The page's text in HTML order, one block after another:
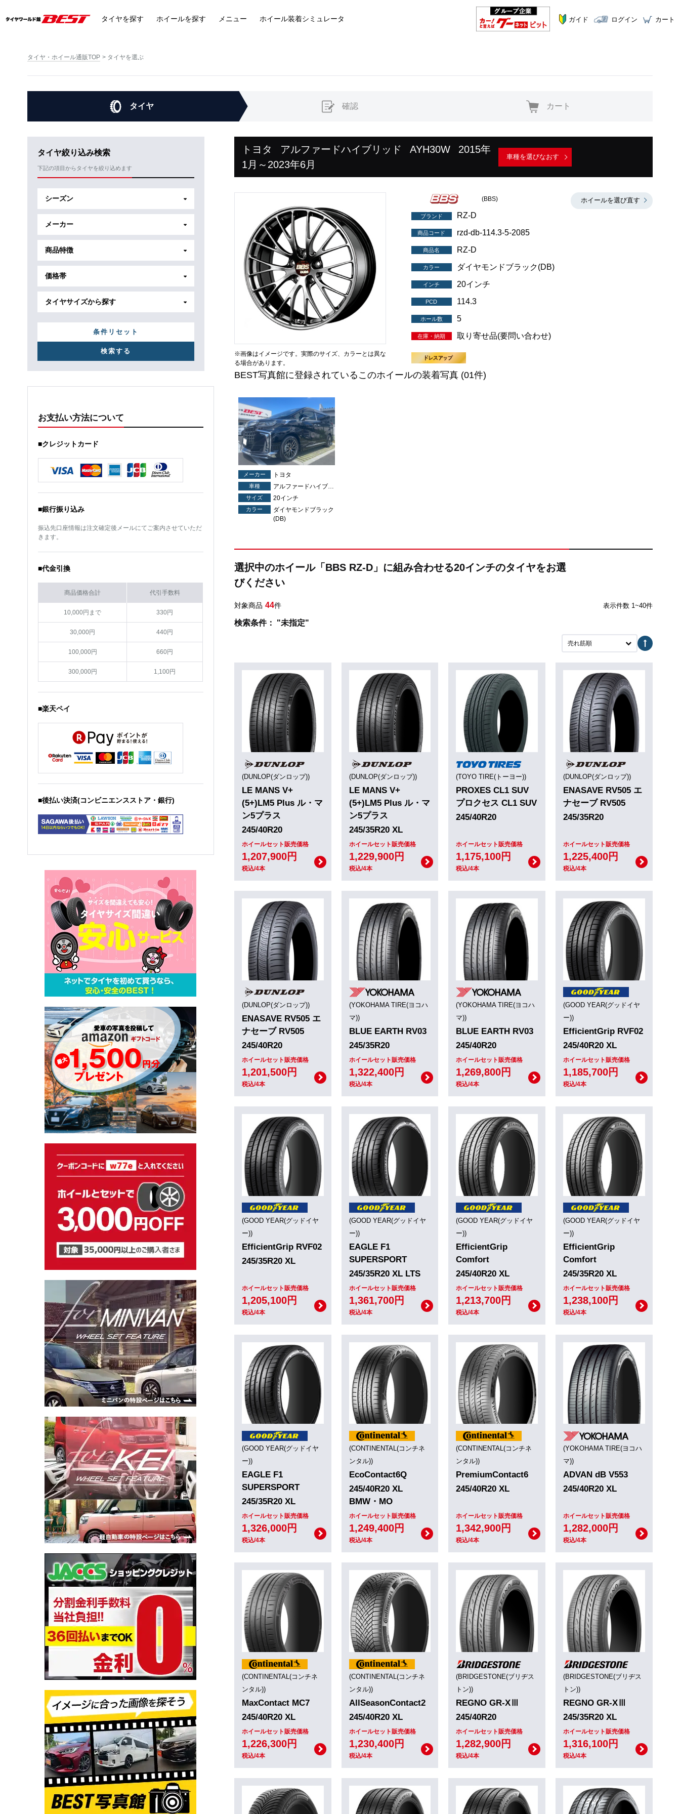
タイヤを探す ホイールを探す メニュー ホイール装着シミュレータ ガイド ログイン カート
タイヤ・ホイール通販TOP タイヤを選ぶ
タイヤ 確認 カート
タイヤ絞り込み検索
下記の項目からタイヤを絞り込めます
シーズン
メーカー
商品特徴
価格帯
タイヤサイズから探す
条件リセット
お支払い方法について
■クレジットカード
■銀行振り込み
振込先口座情報は注文確定後メールにてご案内させていただ
きます。
■代金引換
商品価格合計 代引手数料
10,000円まで 330円
30,000円 440円
100,000円 660円
300,000円 1,100円
■楽天ペイ
■後払い決済(コンビニエンスストア・銀行)
トヨタ アルファードハイブリッド AYH30W
2015年
1月～2023年6月
車種を選びなおす
※画像はイメージです。実際のサイズ、カラーとは異な
る場合があります。
ホイールを選び直す
(BBS)
ブランド RZ-D
商品コード rzd-db-114.3-5-2085
商品名 RZ-D
カラー ダイヤモンドブラック(DB)
インチ 20インチ
PCD 114.3
ホール数 5
在庫・納期 取り寄せ品(要問い合わせ)
BEST写真館に登録されているこのホイールの装着写真(01件)
メーカー トヨタ
車種 アルファードハイブリッド
サイズ 20インチ
カラー
ダイヤモンドブラック
(DB)
選択中のホイール「BBS RZ-D」に組み合わせる20インチのタイヤをお選
びください
対象商品 44件 表示件数 1~40件
検索条件： "未指定"
売れ筋順
(DUNLOP(ダンロップ))
LE MANS V+
(5+)LM5 Plus ル・マ
ン5プラス
245/40R20
ホイールセット販売価格
1,207,900円
税込/4本
(DUNLOP(ダンロップ))
LE MANS V+
(5+)LM5 Plus ル・マ
ン5プラス
245/35R20 XL
ホイールセット販売価格
1,229,900円
税込/4本
(TOYO TIRE(トーヨー))
PROXES CL1 SUV
プロクセス CL1 SUV
245/40R20
ホイールセット販売価格
1,175,100円
税込/4本
(DUNLOP(ダンロップ))
ENASAVE RV505 エ
ナセーブ RV505
245/35R20
ホイールセット販売価格
1,225,400円
税込/4本
(DUNLOP(ダンロップ))
ENASAVE RV505 エ
ナセーブ RV505
245/40R20
ホイールセット販売価格
1,201,500円
税込/4本
(YOKOHAMA TIRE(ヨコハ
マ))
BLUE EARTH RV03
245/35R20
ホイールセット販売価格
1,322,400円
税込/4本
(YOKOHAMA TIRE(ヨコハ
マ))
BLUE EARTH RV03
245/40R20
ホイールセット販売価格
1,269,800円
税込/4本
(GOOD YEAR(グッドイヤ
ー))
EfficientGrip RVF02
245/40R20 XL
ホイールセット販売価格
1,185,700円
税込/4本
(GOOD YEAR(グッドイヤ
ー))
EfficientGrip RVF02
245/35R20 XL
ホイールセット販売価格
1,205,100円
税込/4本
(GOOD YEAR(グッドイヤ
ー))
EAGLE F1
SUPERSPORT
245/35R20 XL LTS
ホイールセット販売価格
1,361,700円
税込/4本
(GOOD YEAR(グッドイヤ
ー))
EfficientGrip
Comfort
245/40R20 XL
ホイールセット販売価格
1,213,700円
税込/4本
(GOOD YEAR(グッドイヤ
ー))
EfficientGrip
Comfort
245/35R20 XL
ホイールセット販売価格
1,238,100円
税込/4本
(GOOD YEAR(グッドイヤ
ー))
EAGLE F1
SUPERSPORT
245/35R20 XL
ホイールセット販売価格
1,326,000円
税込/4本
(CONTINENTAL(コンチネ
ンタル))
EcoContact6Q
245/40R20 XL
BMW・MO
ホイールセット販売価格
1,249,400円
税込/4本
(CONTINENTAL(コンチネ
ンタル))
PremiumContact6
245/40R20 XL
ホイールセット販売価格
1,342,900円
税込/4本
(YOKOHAMA TIRE(ヨコハ
マ))
ADVAN dB V553
245/40R20 XL
ホイールセット販売価格
1,282,000円
税込/4本
(CONTINENTAL(コンチネ
ンタル))
MaxContact MC7
245/40R20 XL
ホイールセット販売価格
1,226,300円
税込/4本
(CONTINENTAL(コンチネ
ンタル))
AllSeasonContact2
245/40R20 XL
ホイールセット販売価格
1,230,400円
税込/4本
(BRIDGESTONE(ブリヂス
トン))
REGNO GR-XⅢ
245/40R20
ホイールセット販売価格
1,282,900円
税込/4本
(BRIDGESTONE(ブリヂス
トン))
REGNO GR-XⅢ
245/35R20 XL
ホイールセット販売価格
1,316,100円
税込/4本